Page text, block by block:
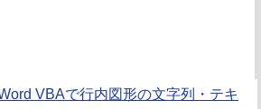
VBAで行内図形の文字列・テキ